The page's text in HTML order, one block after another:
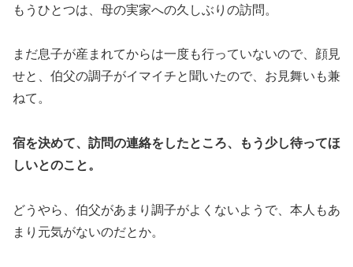
もうひとつは、母の実家への久しぶりの訪問。
まだ息子が産まれてからは一度も行っていないので、顔見
せと、伯父の調子がイマイチと聞いたので、お見舞いも兼
ねて。
宿を決めて、訪問の連絡をしたところ、もう少し待ってほ
しいとのこと。
どうやら、伯父があまり調子がよくないようで、本人もあ
まり元気がないのだとか。